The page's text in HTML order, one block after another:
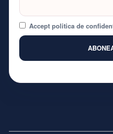
Accept politica de